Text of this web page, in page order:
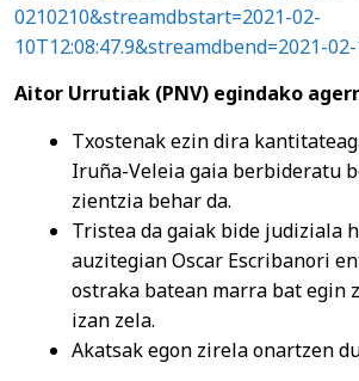
0210210&streamdbstart=2021-02-
10T12:08:47.9&streamdbend=2021-
Aitor Urrutiak (PNV) egindako
Txostenak ezin dira
Iruña-Veleia gaia berbideratu
zientzia behar da.
Tristea da gaiak bide judiziala
auzitegian Oscar Escribanori
ostraka batean marra bat egin
izan zela.
Akatsak egon zirela onartzen